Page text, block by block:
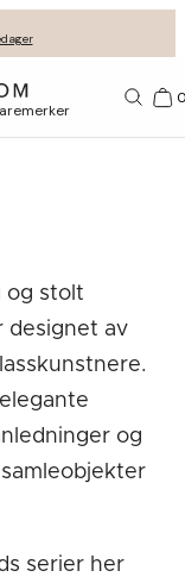
849 kr.
inn
1156
og stolt
designet av
og
serier her